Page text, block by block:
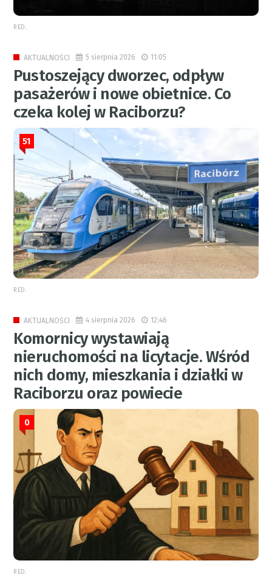
RED.
AKTUALNOŚCI 5 sierpnia 2026 11:05
Pustoszejący dworzec, odpływ
pasażerów i nowe obietnice. Co
czeka kolej w Raciborzu?
51
RED.
AKTUALNOŚCI 4 sierpnia 2026 12:46
Komornicy wystawiają
nieruchomości na licytacje. Wśród
nich domy, mieszkania i działki w
Raciborzu oraz powiecie
0
RED.